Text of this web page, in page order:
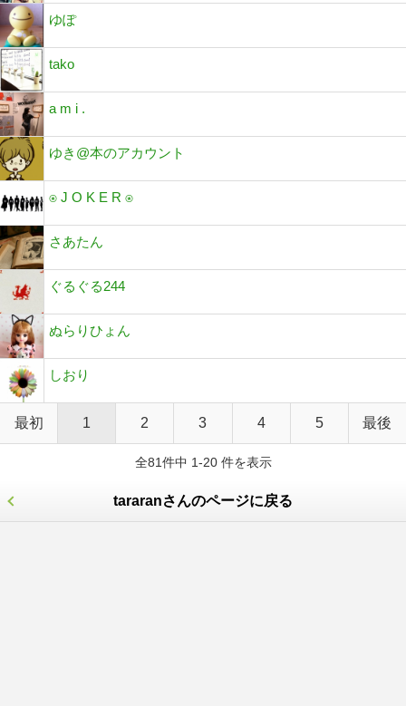
ゆぽ
tako
a m i .
ゆき@本のアカウント
⍟ J O K E R ⍟
さあたん
ぐるぐる244
ぬらりひょん
しおり
最初 1 2 3 4 5 最後
全81件中 1-20 件を表示
tararanさんのページに戻る